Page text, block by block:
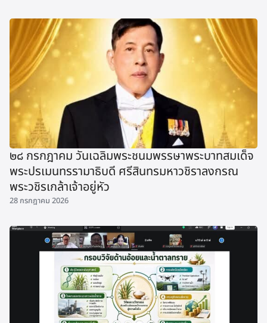
๒๘ กรกฎาคม วันเฉลิมพระชนมพรรษาพระบาทสมเด็จ
พระปรเมนทรรามาธิบดี ศรีสินทรมหาวชิราลงกรณ
พระวชิรเกล้าเจ้าอยู่หัว
28 กรกฎาคม 2026